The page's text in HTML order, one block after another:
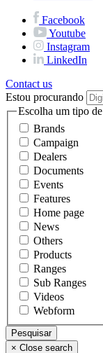
Facebook
Youtube
Instagram
LinkedIn
Contact us
Estou procurando
Escolha um tipo
Brands
Campaign
Dealers
Documents
Events
Features
Home page
News
Others
Products
Ranges
Sub Ranges
Videos
Webform
× Close search